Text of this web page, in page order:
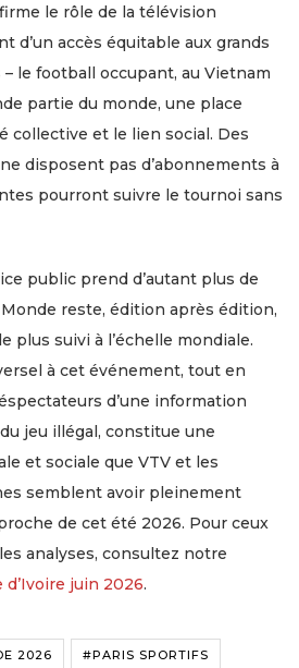
le rôle de la télévision
d’un accès équitable aux grands
le football occupant, au Vietnam
partie du monde, une place
collective et le lien social. Des
disposent pas d’abonnements à
pourront suivre le tournoi sans
public prend d’autant plus de
reste, édition après édition,
plus suivi à l’échelle mondiale.
à cet événement, tout en
d’une information
jeu illégal, constitue une
et sociale que VTV et les
semblent avoir pleinement
de cet été 2026. Pour ceux
analyses, consultez notre
juin 2026.
2026 #PARIS SPORTIFS